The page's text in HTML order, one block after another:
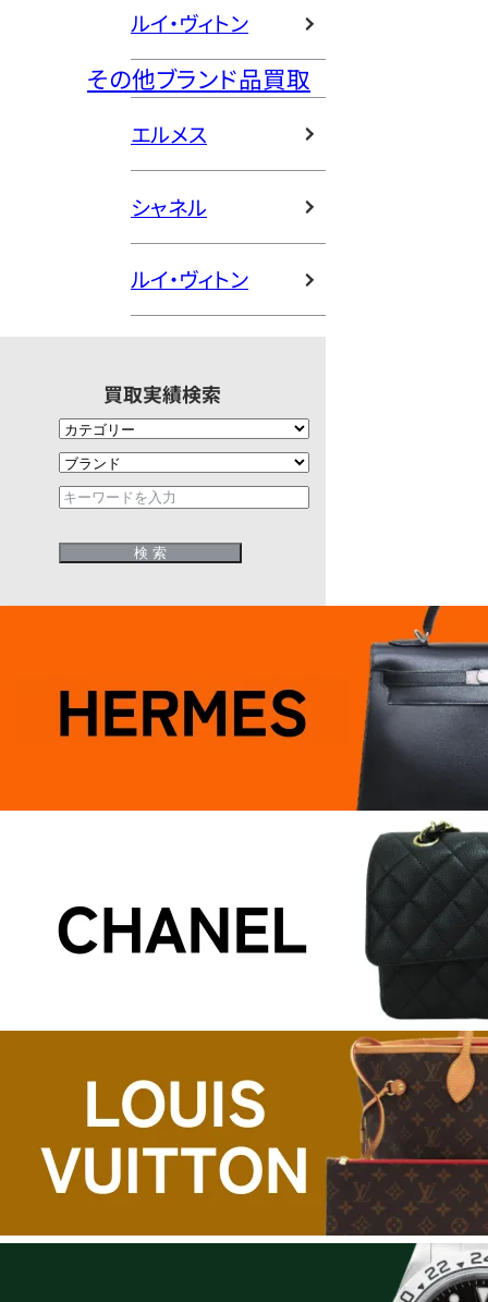
ルイ・ヴィトン
その他ブランド品買取
エルメス
シャネル
ルイ・ヴィトン
買取実績検索